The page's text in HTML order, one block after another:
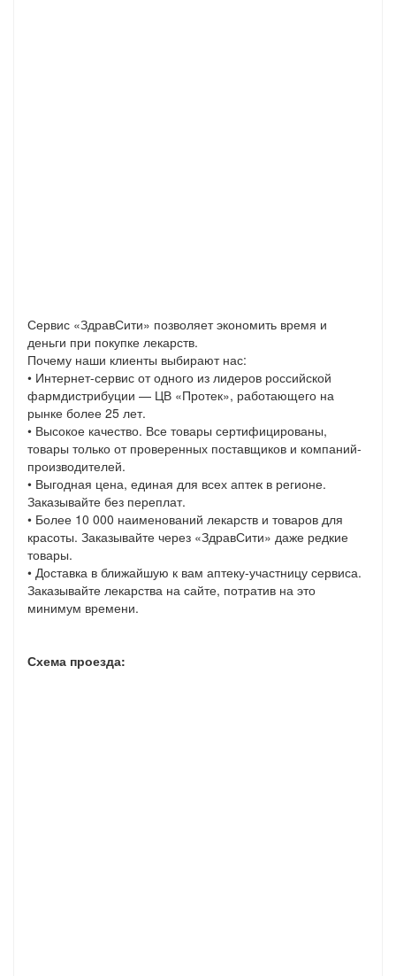
Сервис «ЗдравСити» позволяет экономить время и
деньги при покупке лекарств.
Почему наши клиенты выбирают нас:
• Интернет-сервис от одного из лидеров российской
фармдистрибуции — ЦВ «Протек», работающего на
рынке более 25 лет.
• Высокое качество. Все товары сертифицированы,
товары только от проверенных поставщиков и компаний-
производителей.
• Выгодная цена, единая для всех аптек в регионе.
Заказывайте без переплат.
• Более 10 000 наименований лекарств и товаров для
красоты. Заказывайте через «ЗдравСити» даже редкие
товары.
• Доставка в ближайшую к вам аптеку-участницу сервиса.
Заказывайте лекарства на сайте, потратив на это
минимум времени.
Схема проезда: